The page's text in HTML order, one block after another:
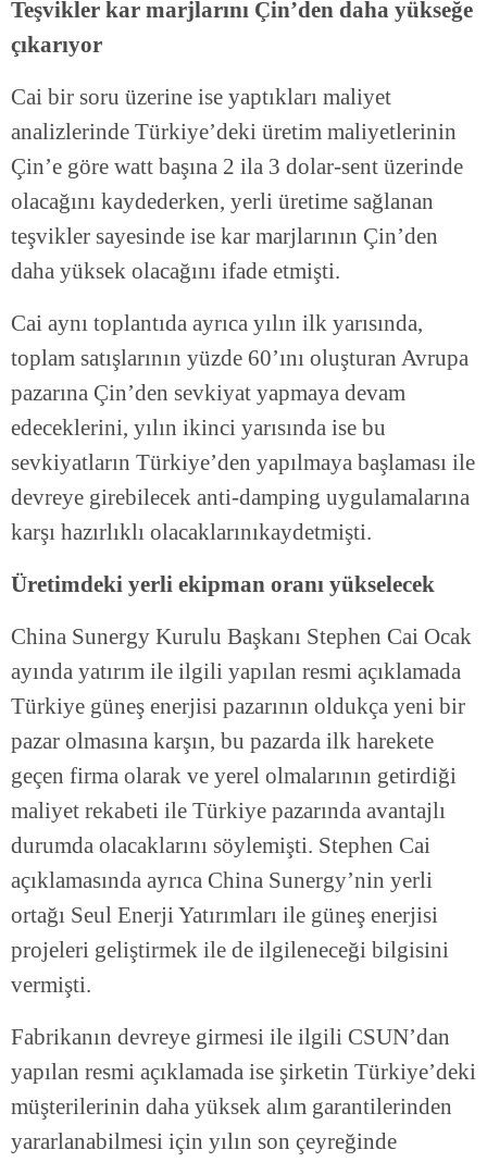
Teşvikler kar marjlarını Çin’den daha yükseğe
çıkarıyor
Cai bir soru üzerine ise yaptıkları maliyet
analizlerinde Türkiye’deki üretim maliyetlerinin
Çin’e göre watt başına 2 ila 3 dolar-sent üzerinde
olacağını kaydederken, yerli üretime sağlanan
teşvikler sayesinde ise kar marjlarının Çin’den
daha yüksek olacağını ifade etmişti.
Cai aynı toplantıda ayrıca yılın ilk yarısında,
toplam satışlarının yüzde 60’ını oluşturan Avrupa
pazarına Çin’den sevkiyat yapmaya devam
edeceklerini, yılın ikinci yarısında ise bu
sevkiyatların Türkiye’den yapılmaya başlaması ile
devreye girebilecek anti-damping uygulamalarına
karşı hazırlıklı olacaklarınıkaydetmişti.
Üretimdeki yerli ekipman oranı yükselecek
China Sunergy Kurulu Başkanı Stephen Cai Ocak
ayında yatırım ile ilgili yapılan resmi açıklamada
Türkiye güneş enerjisi pazarının oldukça yeni bir
pazar olmasına karşın, bu pazarda ilk harekete
geçen firma olarak ve yerel olmalarının getirdiği
maliyet rekabeti ile Türkiye pazarında avantajlı
durumda olacaklarını söylemişti. Stephen Cai
açıklamasında ayrıca China Sunergy’nin yerli
ortağı Seul Enerji Yatırımları ile güneş enerjisi
projeleri geliştirmek ile de ilgileneceği bilgisini
vermişti.
Fabrikanın devreye girmesi ile ilgili CSUN’dan
yapılan resmi açıklamada ise şirketin Türkiye’deki
müşterilerinin daha yüksek alım garantilerinden
yararlanabilmesi için yılın son çeyreğinde